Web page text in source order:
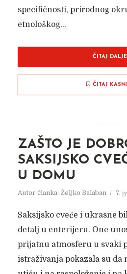
specifičnosti, prirodnog
etnološkog...
ČITAJ DALJE
ČITAJ
ZAŠTO JE
SAKSIJSKO
U DOMU
Autor članka: Željko Balaban 7.
Saksijsko cveće i ukrasne
detalj u enterijeru. One
prijatnu atmosferu u svaki
istraživanja pokazala su da